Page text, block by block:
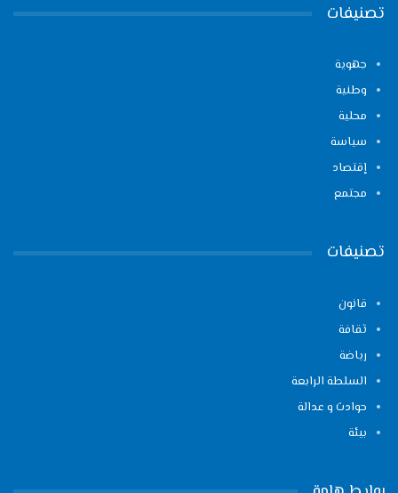
تصنيفات
جهوية
وطنية
محلية
سياسة
إقتصاد
مجتمع
تصنيفات
قانون
ثقافة
رياضة
السلطة الرابعة
حوادث و عدالة
بيئة